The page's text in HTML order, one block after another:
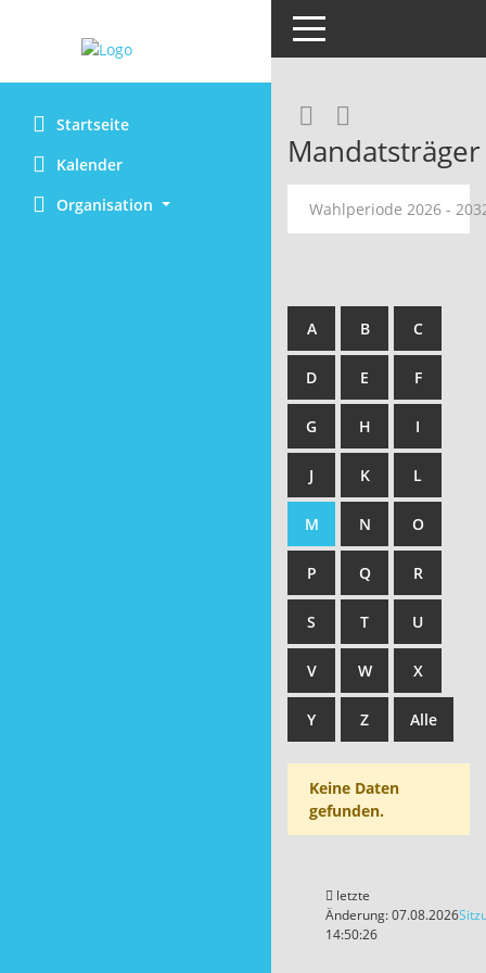
Startseite
Kalender
Organisation
Toggle navigation
Mandatsträger
Wahlperiode 2026 -
A B C
D E F
G H I
J K L
M N O
P Q R
S T U
V W X
Y Z Alle
Keine Daten
gefunden.
letzte
Änderung: 07.08.2026
14:50:26